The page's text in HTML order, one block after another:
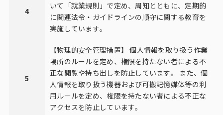
4
いて「就業規則」で定め、周知とともに、定期的
に関連法令・ガイドラインの順守に関する教育を
実施しています。
5
【物理的安全管理措置】 個人情報を取り扱う作業
場所のルールを定め、権限を持たない者による不
正な閲覧や持ち出しを防止しています。 また、個
人情報を取り扱う機器および可搬記憶媒体等の利
用ルールを定め、権限を持たない者による不正な
アクセスを防止しています。